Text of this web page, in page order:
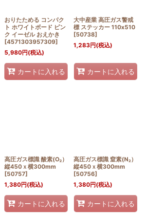
おりたためる コンパク
ト ホワイトボード ピン
ク イーゼル おえかき
[4571303957309]
5,980円(税込)
カートに入れる
大中産業 高圧ガス警戒
標 ステッカー 110x510
[50738]
1,283円(税込)
カートに入れる
高圧ガス標識 酸素(O₂）
縦450ｘ横300mm
[50757]
1,380円(税込)
カートに入れる
高圧ガス標識 窒素(N₂）
縦450ｘ横300mm
[50756]
1,380円(税込)
カートに入れる